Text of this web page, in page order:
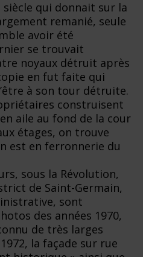
siècle qui donnait sur la
remanié, seule
avoir été
se trouvait
noyaux détruit après
en fut faite qui
à son tour détruite.
construisent
aile au fond de la cour
étages, on trouve
est en ferronnerie du
sous la Révolution,
de Saint-Germain,
sont
des années 1970,
de très larges
la façade sur rue